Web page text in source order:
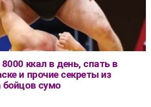
ккал в день, спать в
и прочие секреты из
бойцов сумо